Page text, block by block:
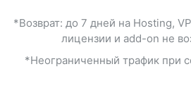
*Возврат: до 7 дней на Hosting,
лицензии и add-on не
*Неограниченный трафик при